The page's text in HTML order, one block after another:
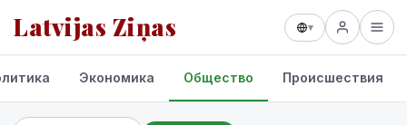
Latvijas Ziņas ▾
Экономика Общество Происшествия